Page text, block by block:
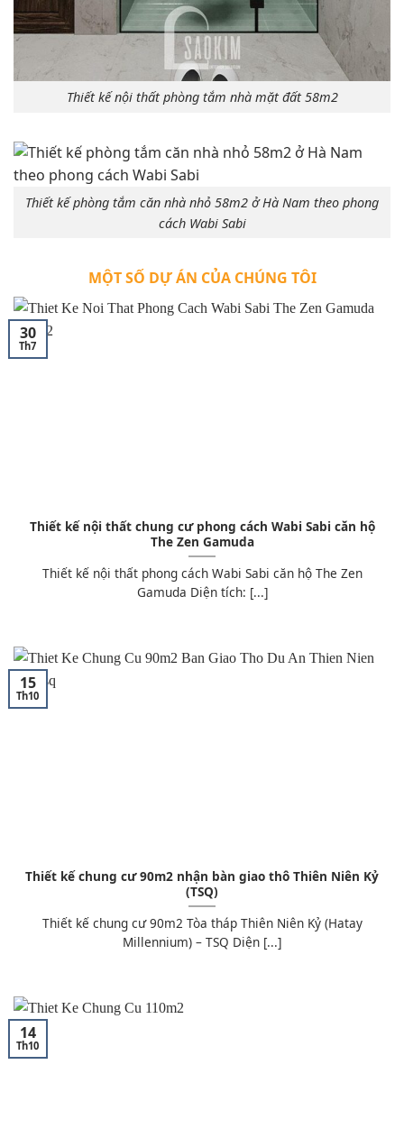
Thiết kế nội thất phòng tắm nhà mặt đất 58m2
Thiết kế phòng tắm căn nhà nhỏ 58m2 ở Hà Nam theo phong
cách Wabi Sabi
MỘT SỐ DỰ ÁN CỦA CHÚNG TÔI
Thiết kế nội thất chung cư phong cách Wabi Sabi căn hộ
The Zen Gamuda
Thiết kế nội thất phong cách Wabi Sabi căn hộ The Zen
Gamuda Diện tích: [...]
30
Th7
Thiết kế chung cư 90m2 nhận bàn giao thô Thiên Niên Kỷ
(TSQ)
Thiết kế chung cư 90m2 Tòa tháp Thiên Niên Kỷ (Hatay
Millennium) – TSQ Diện [...]
15
Th10
14
Th10